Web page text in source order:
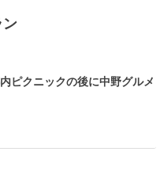
ピクニックの後に中野グルメ